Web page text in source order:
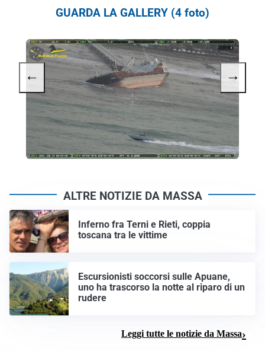
GUARDA LA GALLERY (4 foto)
← →
ALTRE NOTIZIE DA MASSA
Inferno fra Terni e Rieti, coppia
toscana tra le vittime
Escursionisti soccorsi sulle Apuane,
uno ha trascorso la notte al riparo di un
rudere
Leggi tutte le notizie da Massa